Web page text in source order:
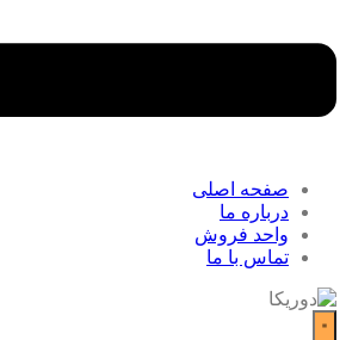
صفحه اصلی
درباره ما
واحد فروش
تماس با ما